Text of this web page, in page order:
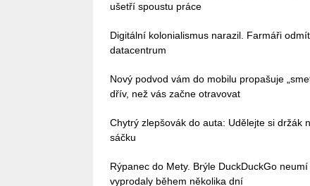
ušetří spoustu práce
Digitální kolonialismus narazil. Farmáři
datacentrum
Nový podvod vám do mobilu propašuje
dřív, než vás začne otravovat
Chytrý zlepšovák do auta: Udělejte si držák
sáčku
Rýpanec do Mety. Brýle DuckDuckGo
vyprodaly během několika dní